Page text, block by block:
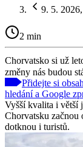
9. 5.
2 min
Chorvatsko si už
změny nás budou
Přidejte si
hledání a Google
Vyšší kvalita i větší
Chorvatsku začnou
dotknou i turistů.